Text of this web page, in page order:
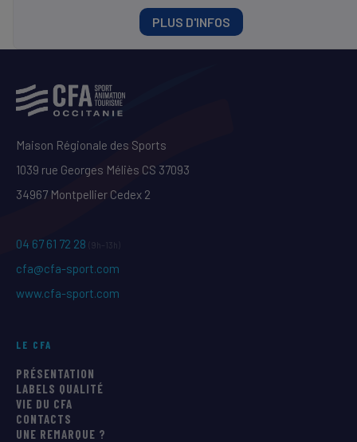
PLUS D'INFOS
Maison Régionale des Sports
1039 rue Georges Méliès CS 37093
34967 Montpellier Cedex 2
04 67 61 72 28 (9h–13h)
cfa@cfa-sport.com
www.cfa-sport.com
LE CFA
PRÉSENTATION
LABELS QUALITÉ
VIE DU CFA
CONTACTS
UNE REMARQUE ?